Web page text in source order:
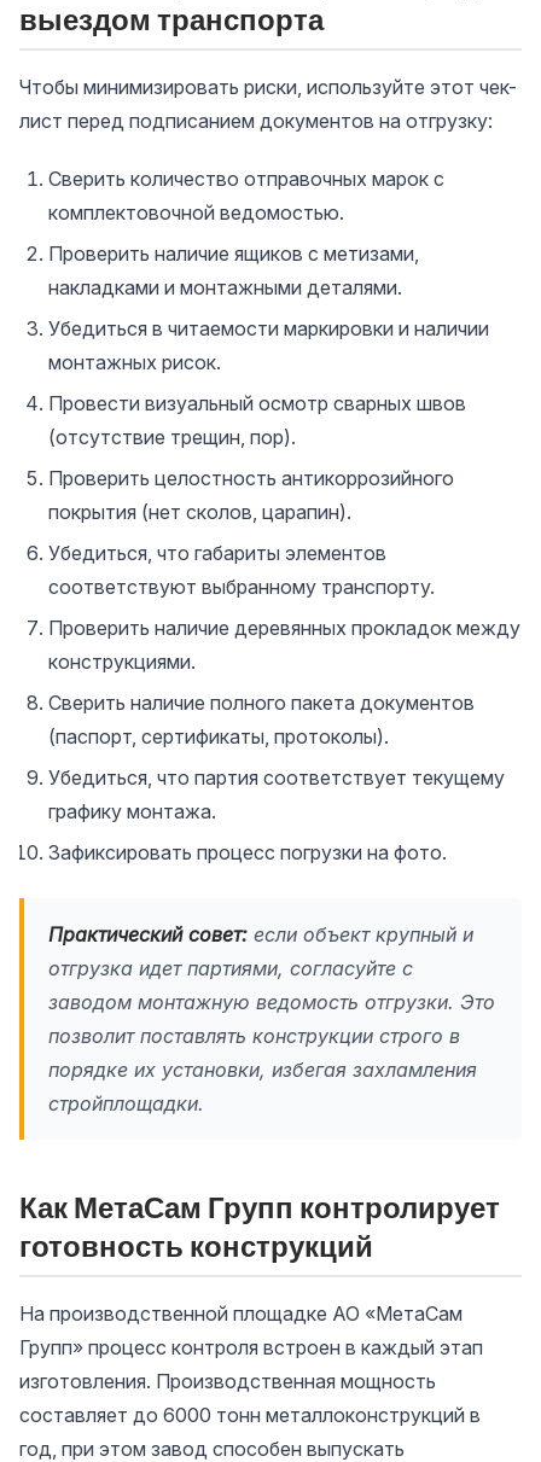
выездом транспорта
Чтобы минимизировать риски, используйте этот чек-
лист перед подписанием документов на отгрузку:
Сверить количество отправочных марок с
комплектовочной ведомостью.
Проверить наличие ящиков с метизами,
накладками и монтажными деталями.
Убедиться в читаемости маркировки и наличии
монтажных рисок.
Провести визуальный осмотр сварных швов
(отсутствие трещин, пор).
Проверить целостность антикоррозийного
покрытия (нет сколов, царапин).
Убедиться, что габариты элементов
соответствуют выбранному транспорту.
Проверить наличие деревянных прокладок между
конструкциями.
Сверить наличие полного пакета документов
(паспорт, сертификаты, протоколы).
Убедиться, что партия соответствует текущему
графику монтажа.
Зафиксировать процесс погрузки на фото.
Практический совет: если объект крупный и
отгрузка идет партиями, согласуйте с
заводом монтажную ведомость отгрузки. Это
позволит поставлять конструкции строго в
порядке их установки, избегая захламления
стройплощадки.
Как МетаСам Групп контролирует
готовность конструкций
На производственной площадке АО «МетаСам
Групп» процесс контроля встроен в каждый этап
изготовления. Производственная мощность
составляет до 6000 тонн металлоконструкций в
год, при этом завод способен выпускать